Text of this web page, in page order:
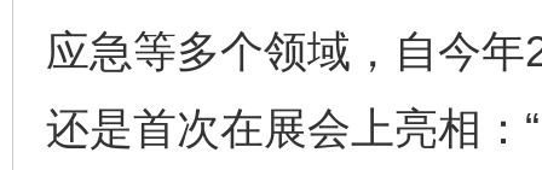
应急等多个领域，自今
还是首次在展会上亮相：